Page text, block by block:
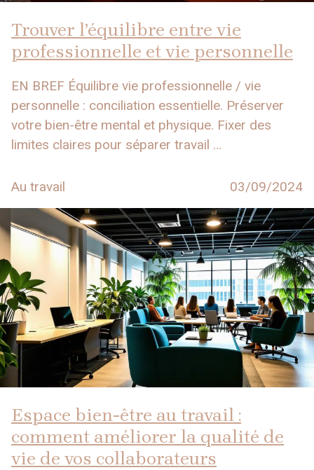
Trouver l’équilibre entre vie
professionnelle et vie personnelle
EN BREF Équilibre vie professionnelle / vie
personnelle : conciliation essentielle. Préserver
votre bien-être mental et physique. Fixer des
limites claires pour séparer travail …
Au travail 03/09/2024
Espace bien-être au travail :
comment améliorer la qualité de
vie de vos collaborateurs